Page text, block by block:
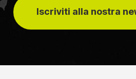
Iscriviti alla nostra